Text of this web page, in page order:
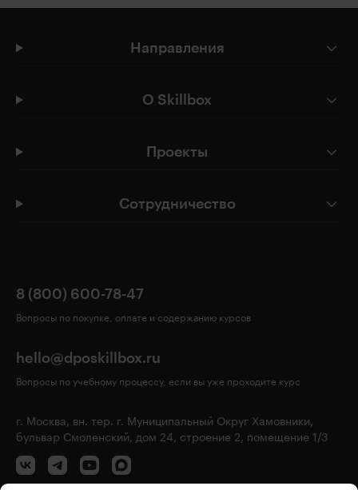
Направления
О Skillbox
Проекты
Сотрудничество
8 (800) 600-78-47
Вопросы по покупке, оплате и содержанию курсов
hello@dposkillbox.ru
Вопросы по учебному процессу, если вы уже проходите курс
г. Москва, вн. тер. г. Муниципальный Округ Хамовники,
бульвар Смоленский, дом 24, строение 2, помещение 1/3